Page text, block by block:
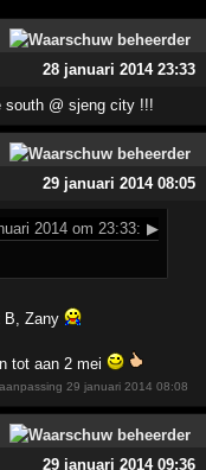
28 januari 2014 23:33
south @ sjeng city !!!
29 januari 2014 08:05
2014 om 23:33: ▶
B, Zany
tot aan 2 mei
29 januari 2014 08:08
29 januari 2014 09:36